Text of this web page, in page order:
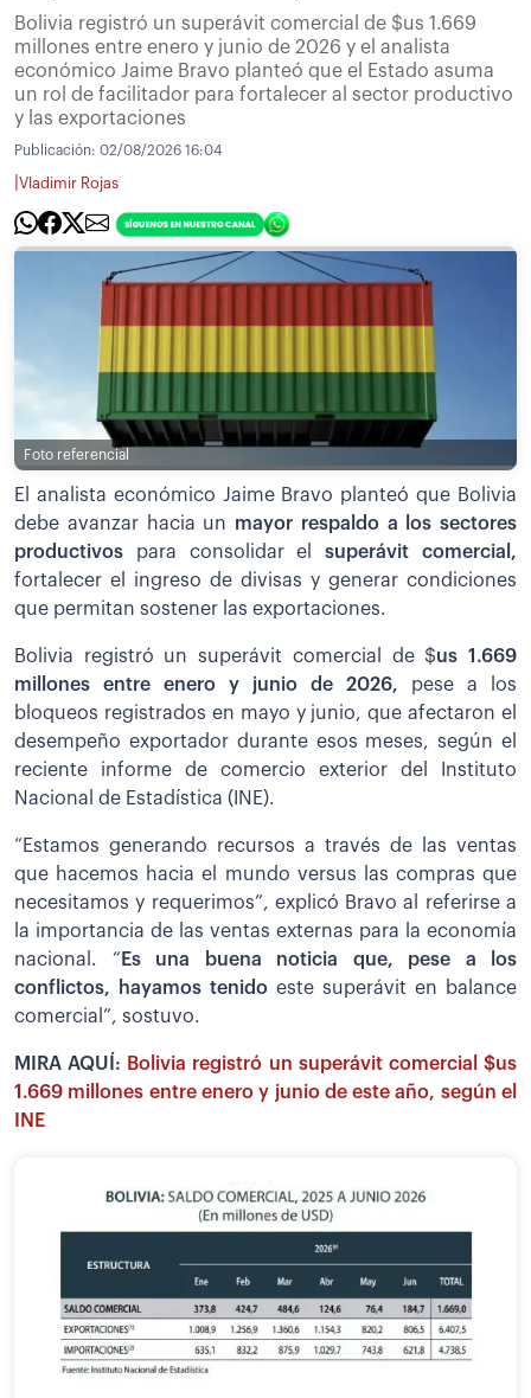
Bolivia registró un superávit comercial de $us 1.669
millones entre enero y junio de 2026 y el analista
económico Jaime Bravo planteó que el Estado asuma
un rol de facilitador para fortalecer al sector productivo
y las exportaciones
Publicación: 02/08/2026 16:04
Vladimir Rojas
Foto referencial
El analista económico Jaime Bravo planteó que Bolivia
debe avanzar hacia un mayor respaldo a los sectores
productivos para consolidar elsuperávit comercial,
fortalecer el ingreso de divisas y generar condiciones
que permitan sostener las exportaciones.
Bolivia registró un superávit comercial de $us 1.669
millones entre enero y junio de 2026, pese a los
bloqueos registrados en mayo y junio, que afectaron el
desempeño exportador durante esos meses, según el
reciente informe de comercio exterior del Instituto
Nacional de Estadística (INE).
“Estamos generando recursos a través de las ventas
que hacemos hacia el mundo versus las compras que
necesitamos y requerimos”, explicó Bravo al referirse a
la importancia de las ventas externas para la economía
nacional. “ Es una buena noticia que, pese a los
conflictos, hayamos tenido este superávit en balance
comercial”, sostuvo.
MIRA AQUÍ: Bolivia registró un superávit comercial $us
1.669 millones entre enero y junio de este año, según el
INE